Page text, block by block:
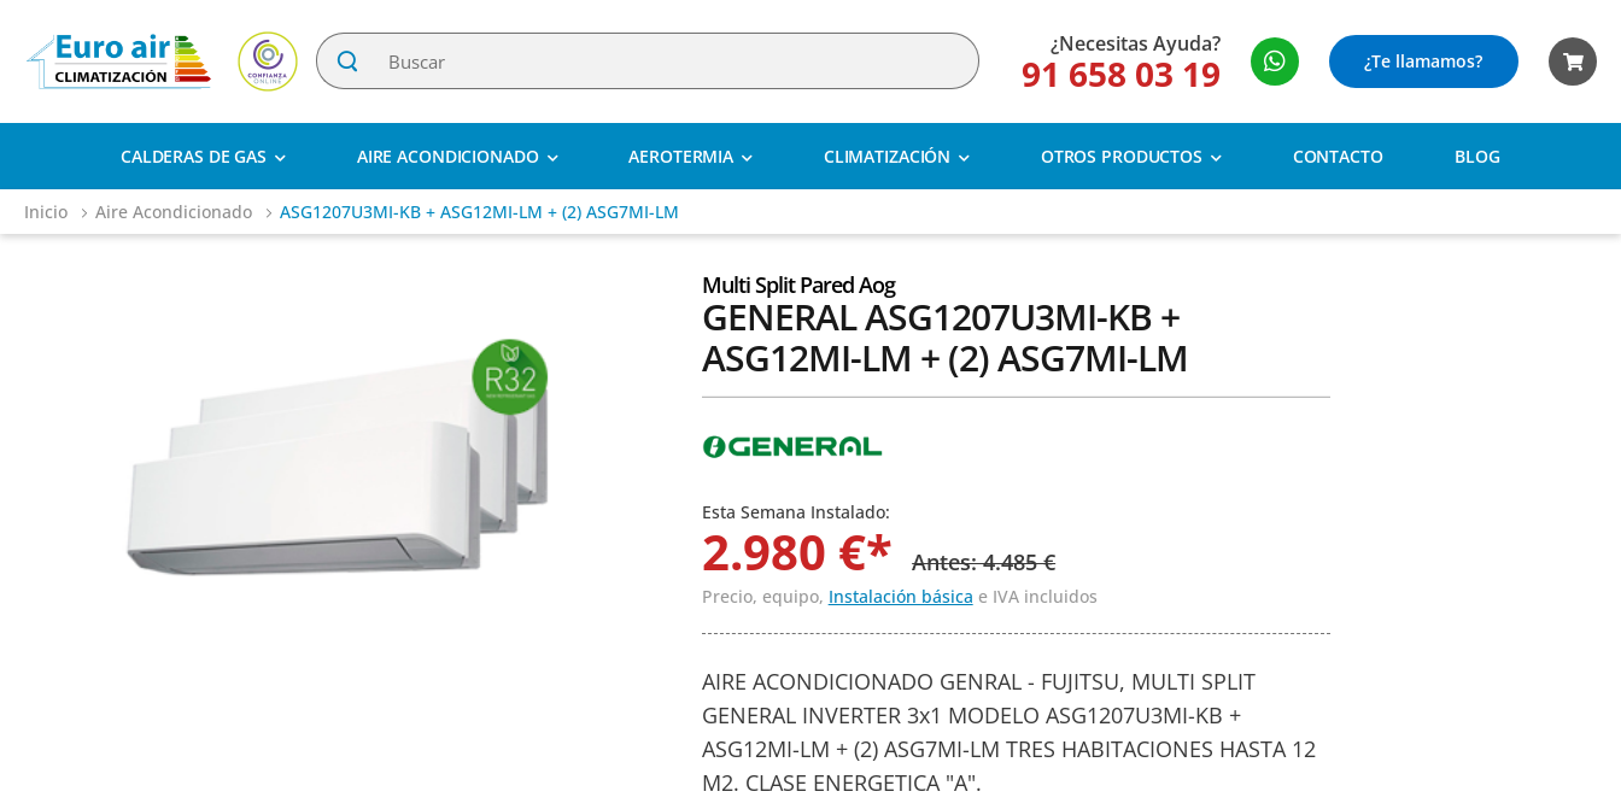
¿Necesitas Ayuda?
91 658 03 19 ¿Te llamamos?
CALDERAS DE GAS AIRE ACONDICIONADO AEROTERMIA CLIMATIZACIÓN OTROS PRODUCTOS CONTACTO BLOG
Inicio Aire Acondicionado ASG1207U3MI-KB + ASG12MI-LM + (2) ASG7MI-LM
Multi Split Pared Aog
GENERAL ASG1207U3MI-KB +
ASG12MI-LM + (2) ASG7MI-LM
Esta Semana Instalado:
2.980 €* Antes: 4.485 €
Precio, equipo, Instalación básica e IVA incluidos
AIRE ACONDICIONADO GENRAL - FUJITSU, MULTI SPLIT
GENERAL INVERTER 3x1 MODELO ASG1207U3MI-KB +
ASG12MI-LM + (2) ASG7MI-LM TRES HABITACIONES HASTA 12
M2. CLASE ENERGETICA "A".